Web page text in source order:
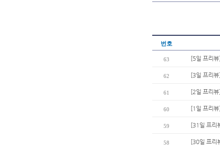
번호
63 [5일 프리
62 [3일 프리
61 [2일 프리
60 [1일 프리
59 [31일 프리
58 [30일 프리